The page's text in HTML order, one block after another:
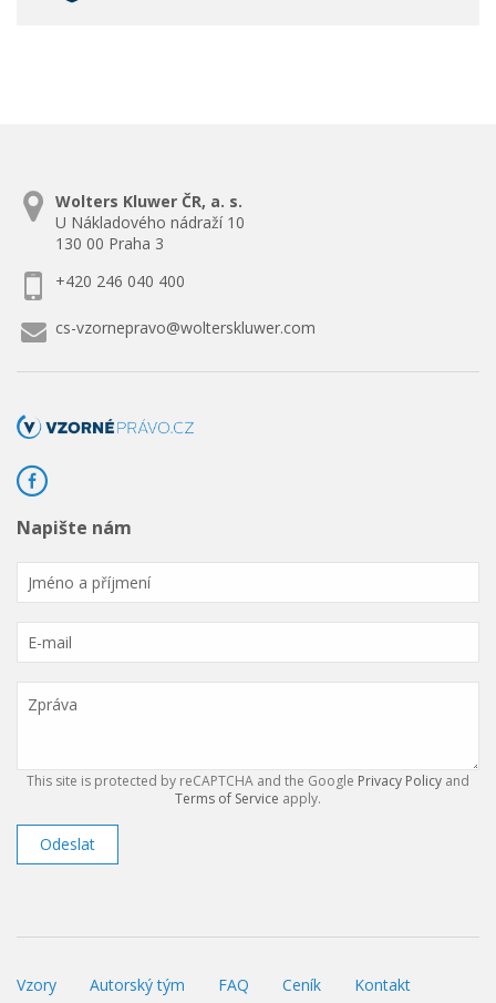
Wolters Kluwer ČR, a. s.
U Nákladového nádraží 10
130 00 Praha 3
+420 246 040 400
cs-vzornepravo@wolterskluwer.com
Napište nám
This site is protected by reCAPTCHA and the Google Privacy Policy and
Terms of Service apply.
Odeslat
Vzory Autorský tým FAQ Ceník Kontakt